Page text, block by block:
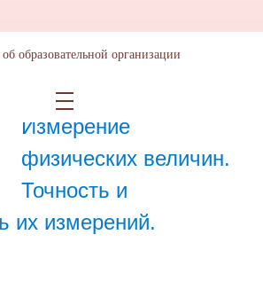
Физические величины.
Измерение
физических величин.
Точность и
их измерений.
образовательной организации